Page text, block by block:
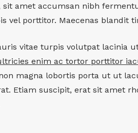
amet accumsan nibh
vel porttitor. Maecenas blandit
vitae turpis volutpat lacinia
enim ac tortor porttitor
magna lobortis porta ut ut
Etiam suscipit, erat sit amet